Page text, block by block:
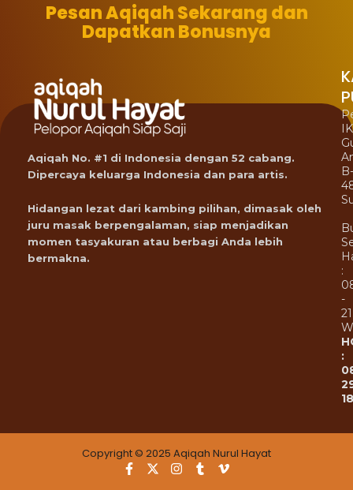
Pesan Aqiqah Sekarang dan
Dapatkan Bonusnya
Aqiqah No. #1 di Indonesia dengan 52 cabang.
Dipercaya keluarga Indonesia dan para artis.
Hidangan lezat dari kambing pilihan, dimasak oleh
juru masak berpengalaman, siap menjadikan
momen tasyakuran atau berbagi Anda lebih
bermakna.
B-
:
-
:
Copyright © 2025 Aqiqah Nurul Hayat
F
a
X
-
I
n
T
u
V